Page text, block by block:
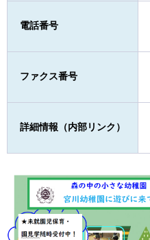
電話番号
ファクス番号
詳細情報（内部リンク）